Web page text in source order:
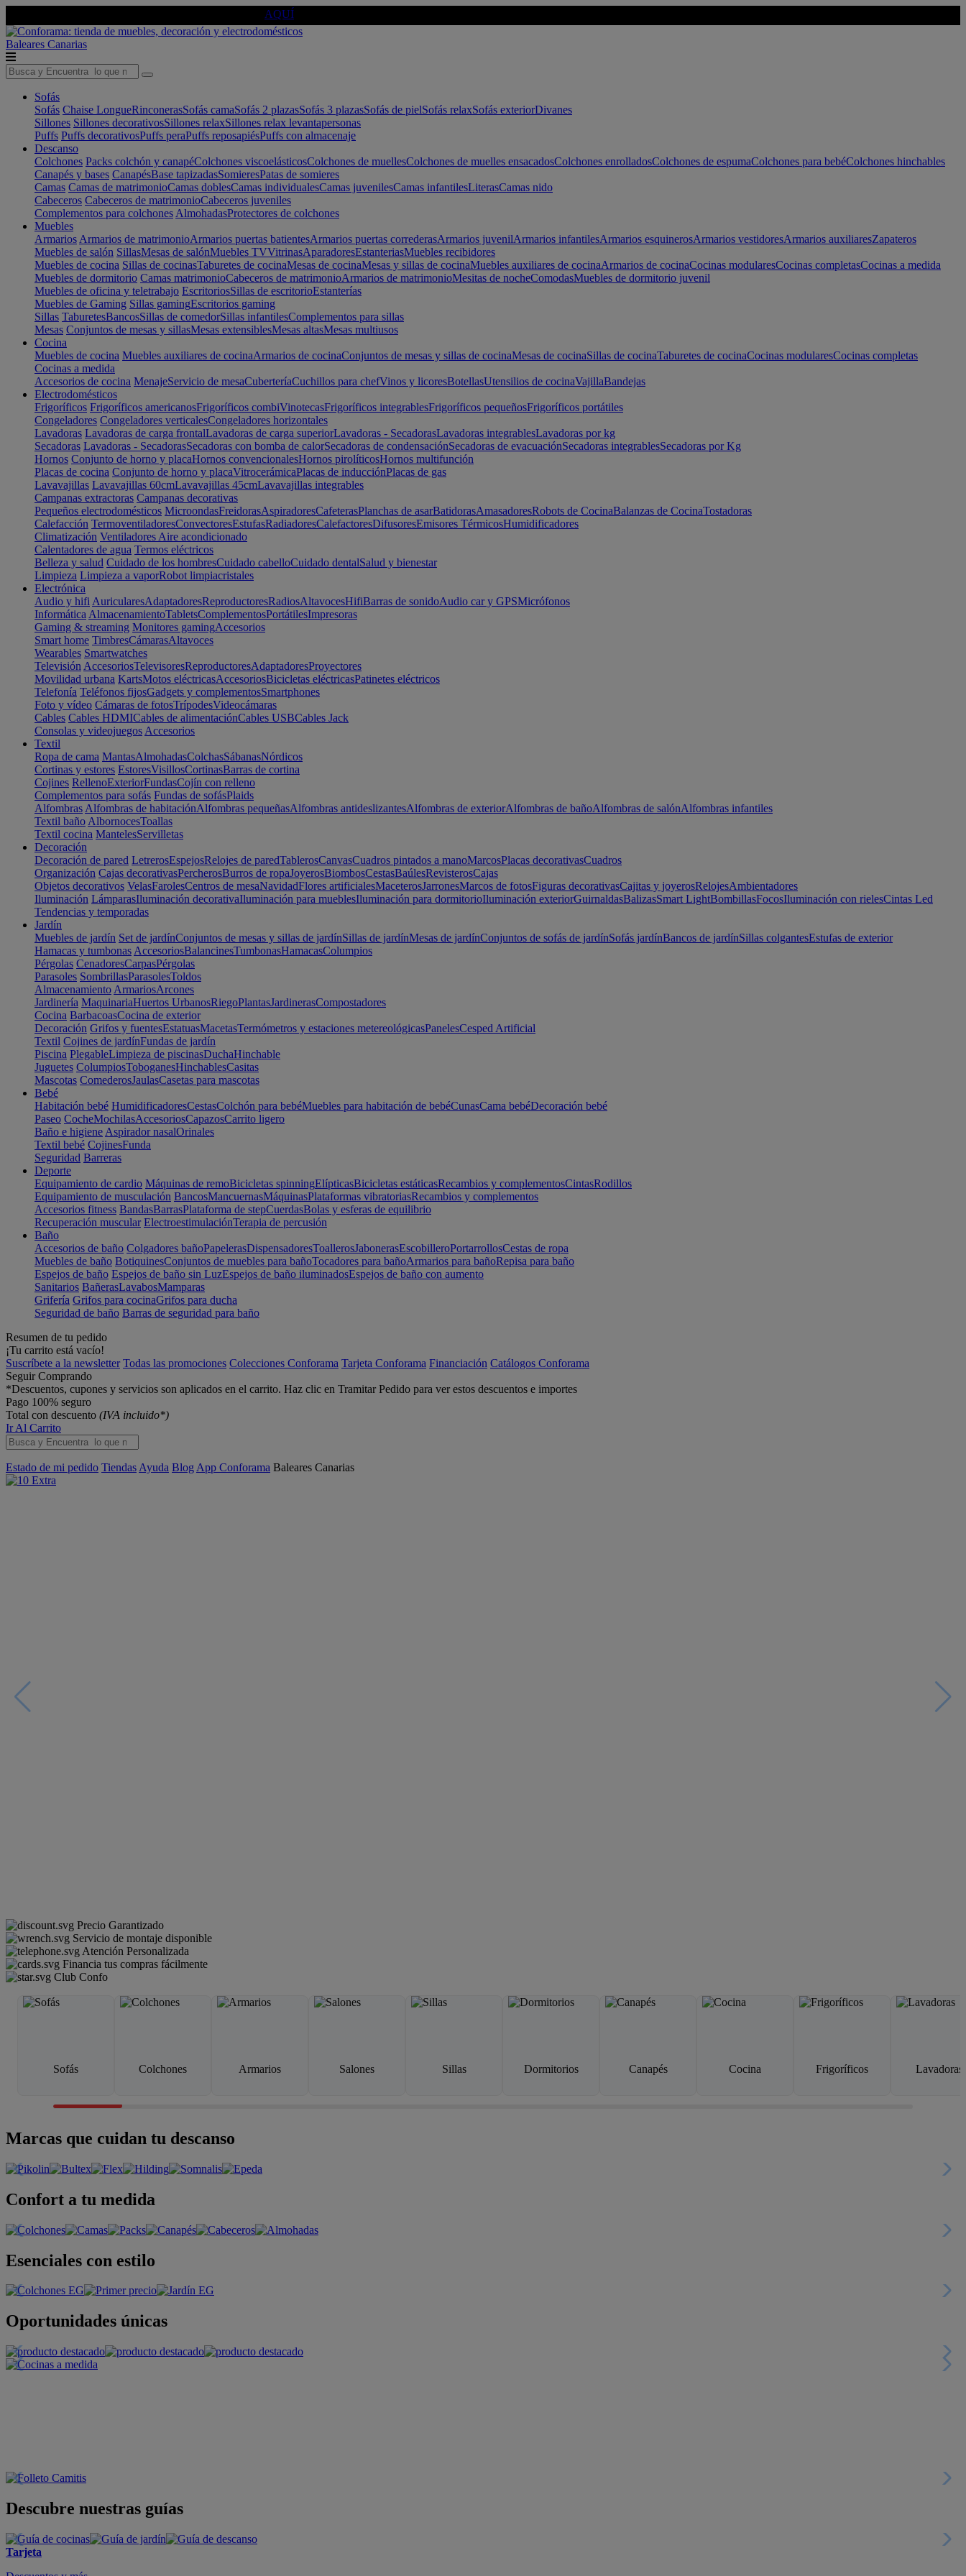
AQUÍ
Baleares Canarias
Sofás
Sofás Chaise LongueRinconerasSofás camaSofás 2 plazasSofás 3 plazasSofás de pielSofás relaxSofás exteriorDivanes
Sillones Sillones decorativosSillones relaxSillones relax levantapersonas
Puffs Puffs decorativosPuffs peraPuffs reposapiésPuffs con almacenaje
Descanso
Colchones Packs colchón y canapéColchones viscoelásticosColchones de muellesColchones de muelles ensacadosColchones enrolladosColchones de espumaColchones para bebéColchones hinchables
Canapés y bases CanapésBase tapizadasSomieresPatas de somieres
Camas Camas de matrimonioCamas doblesCamas individualesCamas juvenilesCamas infantilesLiterasCamas nido
Cabeceros Cabeceros de matrimonioCabeceros juveniles
Complementos para colchones AlmohadasProtectores de colchones
Muebles
Armarios Armarios de matrimonioArmarios puertas batientesArmarios puertas correderasArmarios juvenilArmarios infantilesArmarios esquinerosArmarios vestidoresArmarios auxiliaresZapateros
Muebles de salón SillasMesas de salónMuebles TVVitrinasAparadoresEstanteriasMuebles recibidores
Muebles de cocina Sillas de cocinasTaburetes de cocinaMesas de cocinaMesas y sillas de cocinaMuebles auxiliares de cocinaArmarios de cocinaCocinas modularesCocinas completasCocinas a medida
Muebles de dormitorio Camas matrimonioCabeceros de matrimonioArmarios de matrimonioMesitas de nocheComodasMuebles de dormitorio juvenil
Muebles de oficina y teletrabajo EscritoriosSillas de escritorioEstanterías
Muebles de Gaming Sillas gamingEscritorios gaming
Sillas TaburetesBancosSillas de comedorSillas infantilesComplementos para sillas
Mesas Conjuntos de mesas y sillasMesas extensiblesMesas altasMesas multiusos
Cocina
Muebles de cocina Muebles auxiliares de cocinaArmarios de cocinaConjuntos de mesas y sillas de cocinaMesas de cocinaSillas de cocinaTaburetes de cocinaCocinas modularesCocinas completas
Cocinas a medida
Accesorios de cocina MenajeServicio de mesaCuberteríaCuchillos para chefVinos y licoresBotellasUtensilios de cocinaVajillaBandejas
Electrodomésticos
Frigoríficos Frigoríficos americanosFrigoríficos combiVinotecasFrigoríficos integrablesFrigoríficos pequeñosFrigoríficos portátiles
Congeladores Congeladores verticalesCongeladores horizontales
Lavadoras Lavadoras de carga frontalLavadoras de carga superiorLavadoras - SecadorasLavadoras integrablesLavadoras por kg
Secadoras Lavadoras - SecadorasSecadoras con bomba de calorSecadoras de condensaciónSecadoras de evacuaciónSecadoras integrablesSecadoras por Kg
Hornos Conjunto de horno y placaHornos convencionalesHornos pirolíticosHornos multifunción
Placas de cocina Conjunto de horno y placaVitrocerámicaPlacas de inducciónPlacas de gas
Lavavajillas Lavavajillas 60cmLavavajillas 45cmLavavajillas integrables
Campanas extractoras Campanas decorativas
Pequeños electrodomésticos MicroondasFreidorasAspiradoresCafeterasPlanchas de asarBatidorasAmasadoresRobots de CocinaBalanzas de CocinaTostadoras
Calefacción TermoventiladoresConvectoresEstufasRadiadoresCalefactoresDifusoresEmisores TérmicosHumidificadores
Climatización Ventiladores Aire acondicionado
Calentadores de agua Termos eléctricos
Belleza y salud Cuidado de los hombresCuidado cabelloCuidado dentalSalud y bienestar
Limpieza Limpieza a vaporRobot limpiacristales
Electrónica
Audio y hifi AuricularesAdaptadoresReproductoresRadiosAltavocesHifiBarras de sonidoAudio car y GPSMicrófonos
Informática AlmacenamientoTabletsComplementosPortátilesImpresoras
Gaming & streaming Monitores gamingAccesorios
Smart home TimbresCámarasAltavoces
Wearables Smartwatches
Televisión AccesoriosTelevisoresReproductoresAdaptadoresProyectores
Movilidad urbana KartsMotos eléctricasAccesoriosBicicletas eléctricasPatinetes eléctricos
Telefonía Teléfonos fijosGadgets y complementosSmartphones
Foto y vídeo Cámaras de fotosTrípodesVideocámaras
Cables Cables HDMICables de alimentaciónCables USBCables Jack
Consolas y videojuegos Accesorios
Textil
Ropa de cama MantasAlmohadasColchasSábanasNórdicos
Cortinas y estores EstoresVisillosCortinasBarras de cortina
Cojines RellenoExteriorFundasCojín con relleno
Complementos para sofás Fundas de sofásPlaids
Alfombras Alfombras de habitaciónAlfombras pequeñasAlfombras antideslizantesAlfombras de exteriorAlfombras de bañoAlfombras de salónAlfombras infantiles
Textil baño AlbornocesToallas
Textil cocina MantelesServilletas
Decoración
Decoración de pared LetrerosEspejosRelojes de paredTablerosCanvasCuadros pintados a manoMarcosPlacas decorativasCuadros
Organización Cajas decorativasPercherosBurros de ropaJoyerosBiombosCestasBaúlesRevisterosCajas
Objetos decorativos VelasFarolesCentros de mesaNavidadFlores artificialesMaceterosJarronesMarcos de fotosFiguras decorativasCajitas y joyerosRelojesAmbientadores
Iluminación LámparasIluminación decorativaIluminación para mueblesIluminación para dormitorioIluminación exteriorGuirnaldasBalizasSmart LightBombillasFocosIluminación con rielesCintas Led
Tendencias y temporadas
Jardín
Muebles de jardín Set de jardínConjuntos de mesas y sillas de jardínSillas de jardínMesas de jardínConjuntos de sofás de jardínSofás jardínBancos de jardínSillas colgantesEstufas de exterior
Hamacas y tumbonas AccesoriosBalancinesTumbonasHamacasColumpios
Pérgolas CenadoresCarpasPérgolas
Parasoles SombrillasParasolesToldos
Almacenamiento ArmariosArcones
Jardinería MaquinariaHuertos UrbanosRiegoPlantasJardinerasCompostadores
Cocina BarbacoasCocina de exterior
Decoración Grifos y fuentesEstatuasMacetasTermómetros y estaciones metereológicasPanelesCesped Artificial
Textil Cojines de jardínFundas de jardín
Piscina PlegableLimpieza de piscinasDuchaHinchable
Juguetes ColumpiosToboganesHinchablesCasitas
Mascotas ComederosJaulasCasetas para mascotas
Bebé
Habitación bebé HumidificadoresCestasColchón para bebéMuebles para habitación de bebéCunasCama bebéDecoración bebé
Paseo CocheMochilasAccesoriosCapazosCarrito ligero
Baño e higiene Aspirador nasalOrinales
Textil bebé CojinesFunda
Seguridad Barreras
Deporte
Equipamiento de cardio Máquinas de remoBicicletas spinningElípticasBicicletas estáticasRecambios y complementosCintasRodillos
Equipamiento de musculación BancosMancuernasMáquinasPlataformas vibratoriasRecambios y complementos
Accesorios fitness BandasBarrasPlataforma de stepCuerdasBolas y esferas de equilibrio
Recuperación muscular ElectroestimulaciónTerapia de percusión
Baño
Accesorios de baño Colgadores bañoPapelerasDispensadoresToallerosJabonerasEscobilleroPortarrollosCestas de ropa
Muebles de baño BotiquinesConjuntos de muebles para bañoTocadores para bañoArmarios para bañoRepisa para baño
Espejos de baño Espejos de baño sin LuzEspejos de baño iluminadosEspejos de baño con aumento
Sanitarios BañerasLavabosMamparas
Grifería Grifos para cocinaGrifos para ducha
Seguridad de baño Barras de seguridad para baño
Resumen de tu pedido
¡Tu carrito está vacío!
Suscríbete a la newsletter Todas las promociones Colecciones Conforama Tarjeta Conforama Financiación Catálogos Conforama
Seguir Comprando
*Descuentos, cupones y servicios son aplicados en el carrito. Haz clic en Tramitar Pedido para ver estos descuentos e importes
Pago 100% seguro
Total con descuento (IVA incluido*)
Ir Al Carrito
Estado de mi pedido Tiendas Ayuda Blog App Conforama Baleares Canarias
Precio Garantizado
Servicio de montaje disponible
Atención Personalizada
Financia tus compras fácilmente
Club Confo
Sofás Colchones Armarios Salones Sillas Dormitorios Canapés Cocina Frigoríficos Lavadoras
Marcas que cuidan tu descanso
Confort a tu medida
Esenciales con estilo
Oportunidades únicas
Descubre nuestras guías
Tarjeta